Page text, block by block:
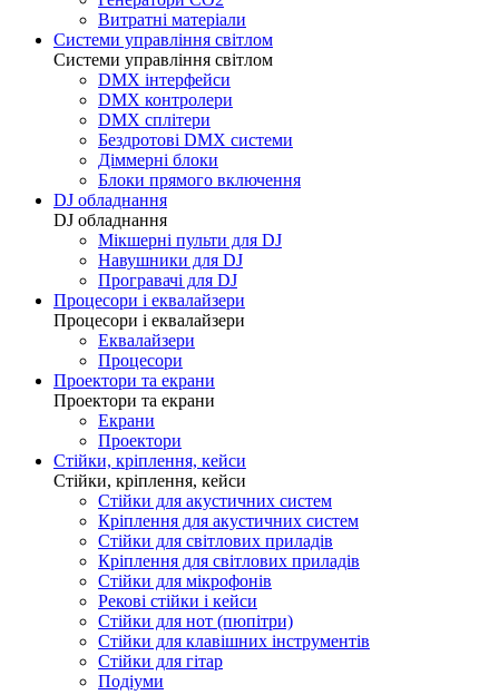
Витратні матеріали
Системи управління світлом
Системи управління світлом
DMX інтерфейси
DMX контролери
DMX сплітери
Бездротові DMX системи
Діммерні блоки
Блоки прямого включення
DJ обладнання
DJ обладнання
Мікшерні пульти для DJ
Навушники для DJ
Програвачі для DJ
Процесори і еквалайзери
Процесори і еквалайзери
Еквалайзери
Процесори
Проектори та екрани
Проектори та екрани
Екрани
Проектори
Стійки, кріплення, кейси
Стійки, кріплення, кейси
Стійки для акустичних систем
Кріплення для акустичних систем
Стійки для світлових приладів
Кріплення для світлових приладів
Стійки для мікрофонів
Рекові стійки і кейси
Стійки для нот (пюпітри)
Стійки для клавішних інструментів
Стійки для гітар
Подіуми